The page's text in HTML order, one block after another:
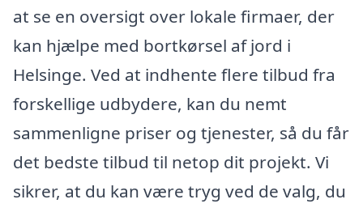
at se en oversigt over lokale firmaer, der
kan hjælpe med bortkørsel af jord i
Helsinge. Ved at indhente flere tilbud fra
forskellige udbydere, kan du nemt
sammenligne priser og tjenester, så du får
det bedste tilbud til netop dit projekt. Vi
sikrer, at du kan være tryg ved de valg, du